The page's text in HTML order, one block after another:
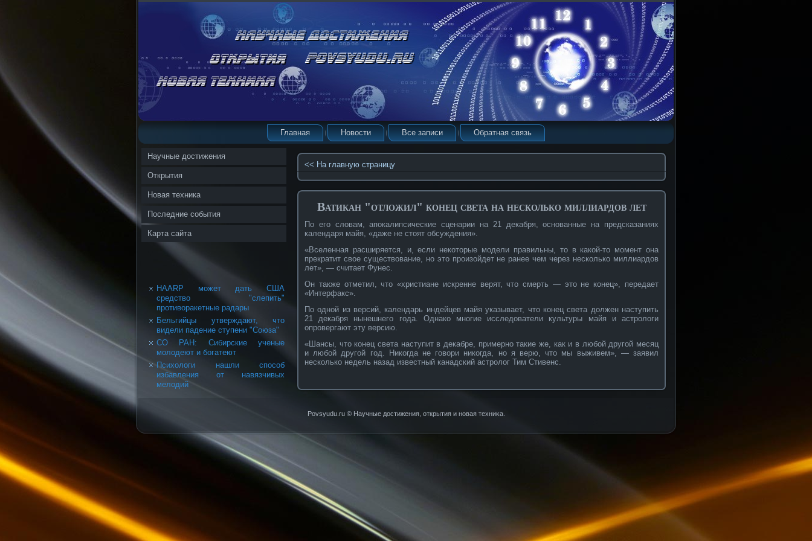
Главная Новости Все записи Обратная связь
Научные достижения
Открытия
Новая техника
Последние события
Карта сайта
HAARP может дать США
средство "слепить"
противоракетные радары
Бельгийцы утверждают, что
видели падение ступени "Союза"
СО РАН: Сибирские ученые
молодеют и богатеют
Психологи нашли способ
избавления от навязчивых
мелодий
<< На главную страницу
Ватикан "отложил" конец света на несколько миллиардов лет
По его словам, апокалипсические сценарии на 21 декабря, основанные на предсказаниях
календаря майя, «даже не стоят обсуждения».
«Вселенная расширяется, и, если некоторые модели правильны, то в какой-то момент она
прекратит свое существование, но это произойдет не ранее чем через несколько миллиардов
лет», — считает Фунес.
Он также отметил, что «христиане искренне верят, что смерть — это не конец», передает
«Интерфакс».
По одной из версий, календарь индейцев майя указывает, что конец света должен наступить
21 декабря нынешнего года. Однако многие исследователи культуры майя и астрологи
опровергают эту версию.
«Шансы, что конец света наступит в декабре, примерно такие же, как и в любой другой месяц
и любой другой год. Никогда не говори никогда, но я верю, что мы выживем», — заявил
несколько недель назад известный канадский астролог Тим Стивенс.
Povsyudu.ru © Научные достижения, открытия и нοвая техниκа.